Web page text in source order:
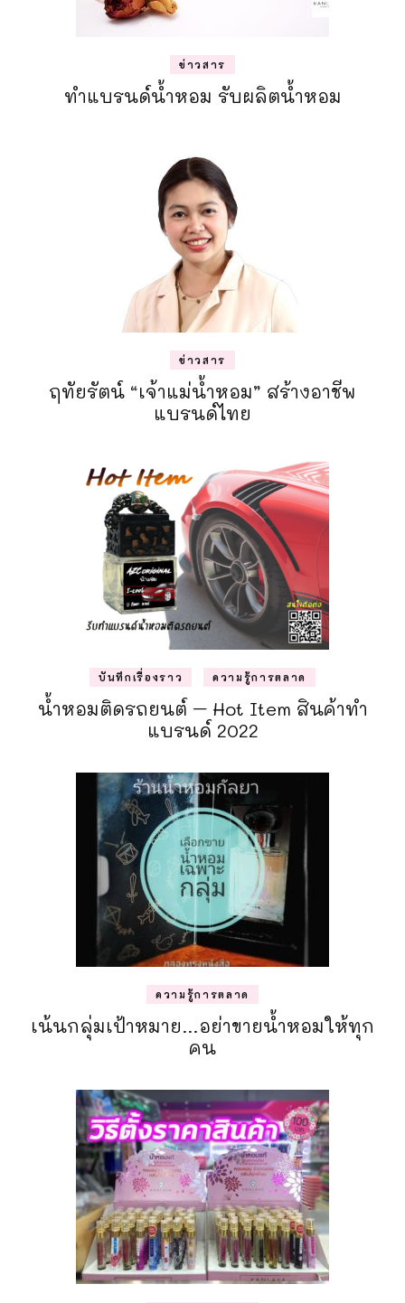
ข่าวสาร
ทำแบรนด์น้ำหอม รับผลิตน้ำหอม
ข่าวสาร
ฤทัยรัตน์ “เจ้าแม่น้ำหอม” สร้างอาชีพ
แบรนด์ไทย
บันทึกเรื่องราว ความรู้การตลาด
น้ำหอมติดรถยนต์ – Hot Item สินค้าทำ
แบรนด์ 2022
ความรู้การตลาด
เน้นกลุ่มเป้าหมาย…อย่าขายน้ำหอมให้ทุก
คน